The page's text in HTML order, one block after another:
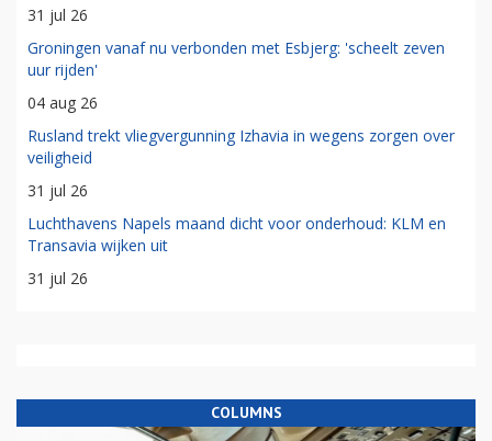
31 jul 26
Groningen vanaf nu verbonden met Esbjerg: 'scheelt zeven
uur rijden'
04 aug 26
Rusland trekt vliegvergunning Izhavia in wegens zorgen over
veiligheid
31 jul 26
Luchthavens Napels maand dicht voor onderhoud: KLM en
Transavia wijken uit
31 jul 26
COLUMNS